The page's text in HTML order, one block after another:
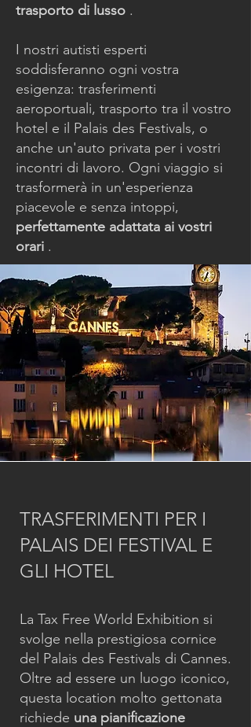
trasporto di lusso .
I nostri autisti esperti
soddisferanno ogni vostra
esigenza: trasferimenti
aeroportuali, trasporto tra il vostro
hotel e il Palais des Festivals, o
anche un'auto privata per i vostri
incontri di lavoro. Ogni viaggio si
trasformerà in un'esperienza
piacevole e senza intoppi,
perfettamente adattata ai vostri
orari .
TRASFERIMENTI PER I
PALAIS DEI FESTIVAL E
GLI HOTEL
La Tax Free World Exhibition si
svolge nella prestigiosa cornice
del Palais des Festivals di Cannes.
Oltre ad essere un luogo iconico,
questa location molto gettonata
richiede una pianificazione